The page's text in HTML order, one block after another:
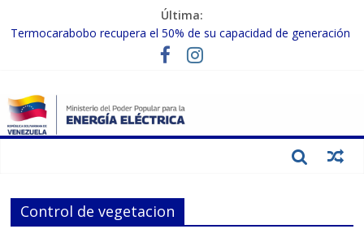
Última:
Termocarabobo recupera el 50% de su capacidad de generación
MPPEE avanza en la recuperación de infraestructuras eléctricas
Gobierno Nacional coordina acciones con el sector privado para
fortalecer el SEN ante el «Súper Niño»
Inspeccionan trabajos de rehabilitación en instalaciones del SEN
Control de vegetacion